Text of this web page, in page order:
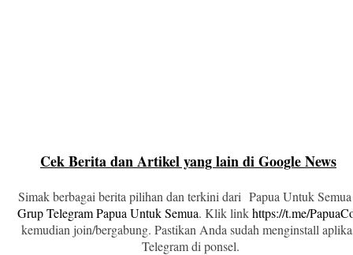
Cek Berita dan Artikel yang lain di Google News
Simak berbagai berita pilihan dan terkini dari Papua Untuk
Grup Telegram Papua Untuk Semua. Klik linkhttps://t.me/
kemudian join/bergabung. Pastikan Anda sudah menginstall
Telegram di ponsel.